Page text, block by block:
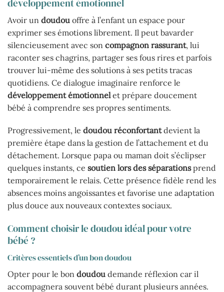
développement émotionnel
Avoir un doudou offre à l’enfant un espace pour
exprimer ses émotions librement. Il peut bavarder
silencieusement avec son compagnon rassurant, lui
raconter ses chagrins, partager ses fous rires et parfois
trouver lui-même des solutions à ses petits tracas
quotidiens. Ce dialogue imaginaire renforce le
développement émotionnelet prépare doucement
bébé à comprendre ses propres sentiments.
Progressivement, le doudou réconfortantdevient la
première étape dans la gestion de l’attachement et du
détachement. Lorsque papa ou maman doit s’éclipser
quelques instants, ce soutien lors des séparationsprend
temporairement le relais. Cette présence fidèle rend les
absences moins angoissantes et favorise une adaptation
plus douce aux nouveaux contextes sociaux.
Comment choisir le doudou idéal pour votre
bébé ?
Critères essentiels d’un bon doudou
Opter pour le bon doudou demande réflexion car il
accompagnera souvent bébé durant plusieurs années.